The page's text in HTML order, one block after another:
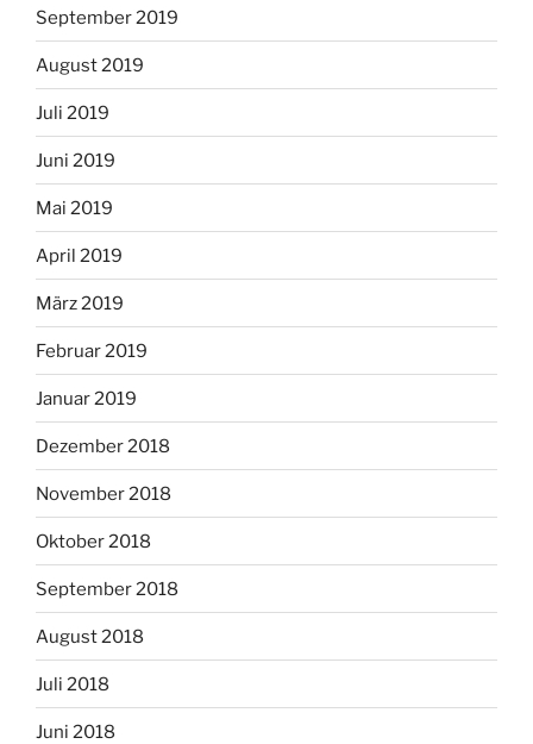
September 2019
August 2019
Juli 2019
Juni 2019
Mai 2019
April 2019
März 2019
Februar 2019
Januar 2019
Dezember 2018
November 2018
Oktober 2018
September 2018
August 2018
Juli 2018
Juni 2018